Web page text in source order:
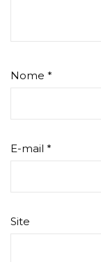
Nome *
E-mail *
Site